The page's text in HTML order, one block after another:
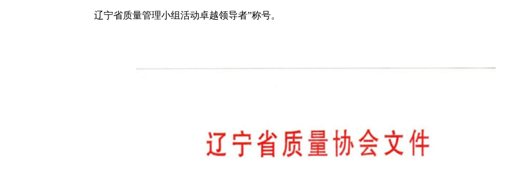
辽宁省质量管理小组活动卓越领导者”称号。